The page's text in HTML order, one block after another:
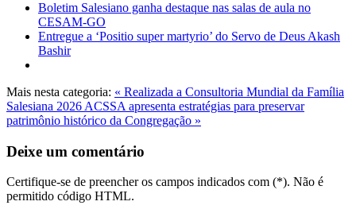
Boletim Salesiano ganha destaque nas salas de aula no
CESAM-GO
Entregue a ‘Positio super martyrio’ do Servo de Deus Akash
Bashir
Mais nesta categoria: « Realizada a Consultoria Mundial da Família
Salesiana 2026 ACSSA apresenta estratégias para preservar
patrimônio histórico da Congregação »
Deixe um comentário
Certifique-se de preencher os campos indicados com (*). Não é
permitido código HTML.